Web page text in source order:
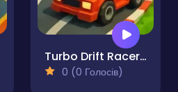
Turbo Drift Racers 3D
0 (0 Голосів)